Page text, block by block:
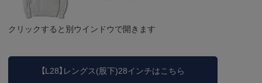
クリックすると別ウインドウで開きます
【L28】レングス(股下)28インチはこちら